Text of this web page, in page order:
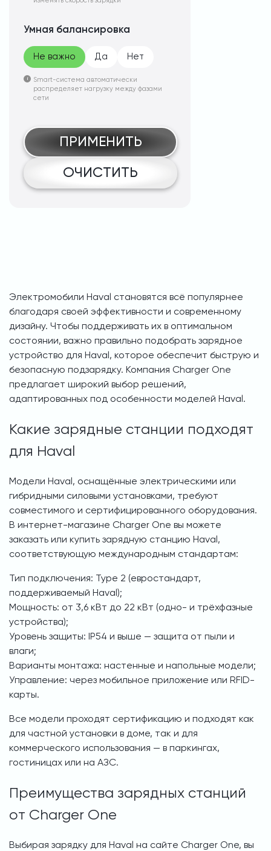
Умная балансировка
Не важно Да Нет
Smart-система автоматически
распределяет нагрузку между фазами
сети
ПРИМЕНИТЬ
ОЧИСТИТЬ
Электромобили Haval становятся всё популярнее
благодаря своей эффективности и современному
дизайну. Чтобы поддерживать их в оптимальном
состоянии, важно правильно подобрать зарядное
устройство для Haval, которое обеспечит быструю и
безопасную подзарядку. Компания Charger One
предлагает широкий выбор решений,
адаптированных под особенности моделей Haval.
Какие зарядные станции подходят
для Haval
Модели Haval, оснащённые электрическими или
гибридными силовыми установками, требуют
совместимого и сертифицированного оборудования.
В интернет-магазине Charger One вы можете
заказать или купить зарядную станцию Haval,
соответствующую международным стандартам:
Тип подключения: Type 2 (евростандарт,
поддерживаемый Haval);
Мощность: от 3,6 кВт до 22 кВт (одно- и трёхфазные
устройства);
Уровень защиты: IP54 и выше — защита от пыли и
влаги;
Варианты монтажа: настенные и напольные модели;
Управление: через мобильное приложение или RFID-
карты.
Все модели проходят сертификацию и подходят как
для частной установки в доме, так и для
коммерческого использования — в паркингах,
гостиницах или на АЗС.
Преимущества зарядных станций
от Charger One
Выбирая зарядку для Haval на сайте Charger One, вы